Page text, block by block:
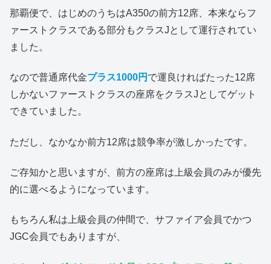
那覇便で、はじめのうちはA350の前方12席、本来ならフ
ァーストクラスである部分もクラスJとして運行されてい
ました。
なので普通席代金プラス1000円 で運良ければたった12席
しかないファーストクラスの座席をクラスJとしてゲット
できていました。
ただし、なかなか前方12席は競争率が激しかったです。
ご存知かと思いますが、前方の座席は上級会員のみが優先
的に選べるようになっています。
もちろん私は上級会員の仲間で、サファイア会員でかつ
JGC会員でもありますが、